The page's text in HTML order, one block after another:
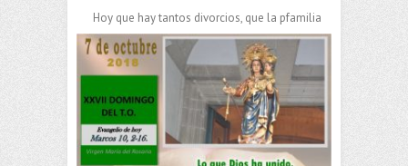
Hoy que hay tantos divorcios, que la pfamilia